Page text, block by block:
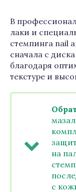
В
лаки и
стемпинга nail
сначала с
благодаря
текстуре и
на
с